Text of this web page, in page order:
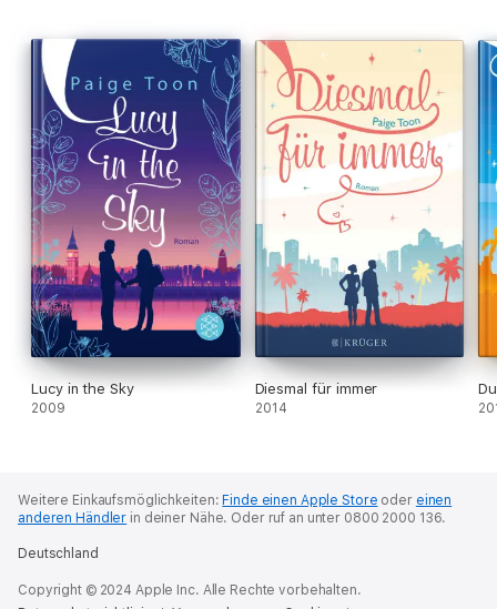
Lucy in the Sky
2009
Diesmal für immer
2014
Weitere Einkaufsmöglichkeiten: Finde einen Apple Store oder einen
anderen Händler in deiner Nähe. Oder ruf an unter 0800 2000 136.
Deutschland
Copyright © 2024 Apple Inc. Alle Rechte vorbehalten.